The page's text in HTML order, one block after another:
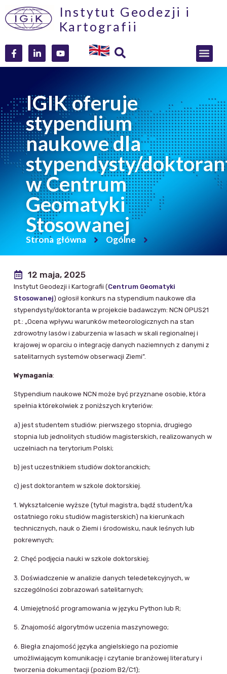
Instytut Geodezji i
Kartografii
IGIK oferuje
stypendium
naukowe dla
stypendysty/
w Centrum
Geomatyki
Stosowanej
Strona główna Ogólne
12 maja, 2025
Instytut Geodezji i Kartografii (Centrum Geomatyki
Stosowanej) ogłosił konkurs na stypendium naukowe dla
stypendysty/doktoranta w projekcie badawczym: NCN OPUS21
pt.: „Ocena wpływu warunków meteorologicznych na stan
zdrowotny lasów i zaburzenia w lasach w skali regionalnej i
krajowej w oparciu o integrację danych naziemnych z danymi z
satelitarnych systemów obserwacji Ziemi”.
Wymagania:
Stypendium naukowe NCN może być przyznane osobie, która
spełnia którekolwiek z poniższych kryteriów:
a) jest studentem studiów: pierwszego stopnia, drugiego
stopnia lub jednolitych studiów magisterskich, realizowanych w
uczelniach na terytorium Polski;
b) jest uczestnikiem studiów doktoranckich;
c) jest doktorantem w szkole doktorskiej.
1. Wykształcenie wyższe (tytuł magistra, bądź student/ka
ostatniego roku studiów magisterskich) na kierunkach
technicznych, nauk o Ziemi i środowisku, nauk leśnych lub
pokrewnych;
2. Chęć podjęcia nauki w szkole doktorskiej;
3. Doświadczenie w analizie danych teledetekcyjnych, w
szczególności zobrazowań satelitarnych;
4. Umiejętność programowania w języku Python lub R;
5. Znajomość algorytmów uczenia maszynowego;
6. Biegła znajomość języka angielskiego na poziomie
umożliwiającym komunikację i czytanie branżowej literatury i
tworzenia dokumentacji (poziom B2/C1);